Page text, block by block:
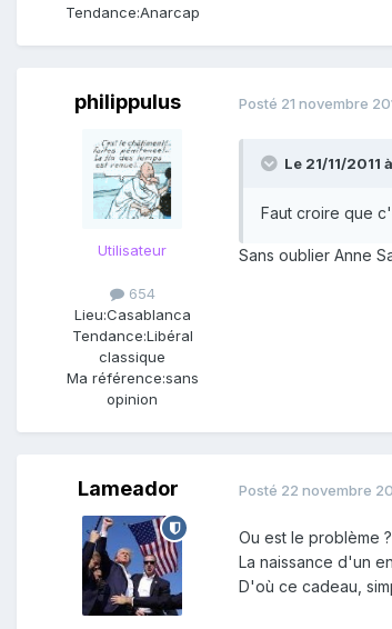
Tendance:Anarcap
philippulus
Utilisateur
654
Lieu:Casablanca
Tendance:Libéral
classique
Ma référence:sans
opinion
Posté 21 novembre
Le 21/11/2011
Faut croire que
Sans oublier Anne
Lameador Posté 22 novembre
Ou est le problème ?
La naissance d'un
D'où ce cadeau,